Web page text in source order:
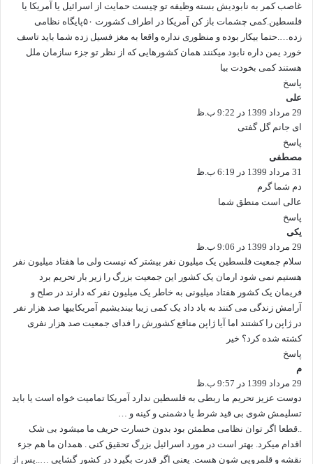
غاصب کمر به نابودیش بسته وظیفه تو چیست حمایت از اسرائیل یا آمریکا یا
فلسطین.کمی چشمات باز کن آمریکا در اطراف کشورت ۵۰پایگاه نظامی
زده….حتما بیکار بوده و منظوری نداره واقعا به مغز فسیل زده شما باید تاسف
خورد یمن داره نابود میکنند همان کشورهایی که از نظر تو جزء سازمان ملل
هستند کمی بخودت بیا
پاسخ
علی
ف
ت
:
29 مرداد 1399 در 9:22 ب.ظ
ای جانم گل گفتی
پاسخ
مصطفی
ف
ت
:
31 مرداد 1399 در 6:19 ب.ظ
دم شما گرم
عالی است منطق شما
پاسخ
یکی
ف
ت
:
29 مرداد 1399 در 9:06 ب.ظ
سلام جمعیت فلسطین یک میلیون نفر بیشتر که نیست ولی ما هفتاد میلیون نفر
هستیم نمی شود ارمان یک کشور این جمعیت بزرگ را زیر بار تحریم برد
فریمان یک کشور هفتاد میلیونی به خاطر یک میلیون نفر که دارند در صلح و
آرامش زندگی می کنند به باد داد یک کمی زیبا بیندیشیم آمریکاییها صد هزار نفر
در ژاپن را کشتند اما آیا ژاپن منافع کشورش را فدای جمعیت صد هزار نفری
کشته شده کرد؟ خیر
پاسخ
م
ف
ت
:
29 مرداد 1399 در 9:57 ب.ظ
دوست عزیز تحریم ما ربطی به فلسطین ندارد آمریکا تمامیت خواه است یا باید
تسلیمش شوی بی قید شرط یا دشمنی و کینه و …
..قطعا اگر توان نظامی مطمئن بود بدون خسارت حریف ما میشود بی شک
اقدام میکرد. بهتر است در مورد اسرائیل بزرگ تحقیق کنی . همدان ما هم جزء
نقشه و قلمرویی شون هست. یعنی اگر قدرت بگیرد در کشور گشایی …..پس از